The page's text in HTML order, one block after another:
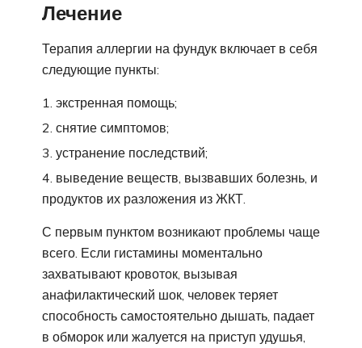
Лечение
Терапия аллергии на фундук включает в себя
следующие пункты:
экстренная помощь;
снятие симптомов;
устранение последствий;
выведение веществ, вызвавших болезнь, и
продуктов их разложения из ЖКТ.
С первым пунктом возникают проблемы чаще
всего. Если гистамины моментально
захватывают кровоток, вызывая
анафилактический шок, человек теряет
способность самостоятельно дышать, падает
в обморок или жалуется на приступ удушья,